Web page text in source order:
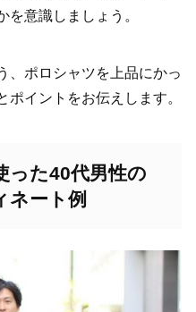
を意識しましょう。
、ポロシャツを上品にかっ
ポイントをお伝えします。
った40代男性の
ネート例